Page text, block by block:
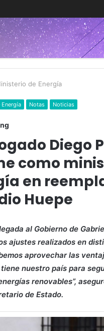
de Energía
Notas Noticias
Diego
como
en
Huepe
al Gobierno de
ajustes realizados en
aprovechar las
nuestro país para
renovables”,
de Estado.